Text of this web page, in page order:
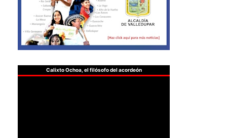
Calixto Ochoa, el filósofo del acordeón